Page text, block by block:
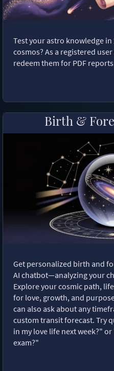
Test your astro knowledge in
cosmos? As a registered
redeem them for PDF
Birth &
Get personalized birth and
AI chatbot—analyzing your
Explore your cosmic path,
for love, growth, and
can also ask about any
custom transit forecast. Try
in my love life next week?"
exam?"